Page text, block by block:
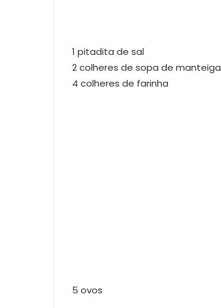
1 pitadita de sal
2 colheres de sopa de manteiga
4 colheres de farinha
5 ovos